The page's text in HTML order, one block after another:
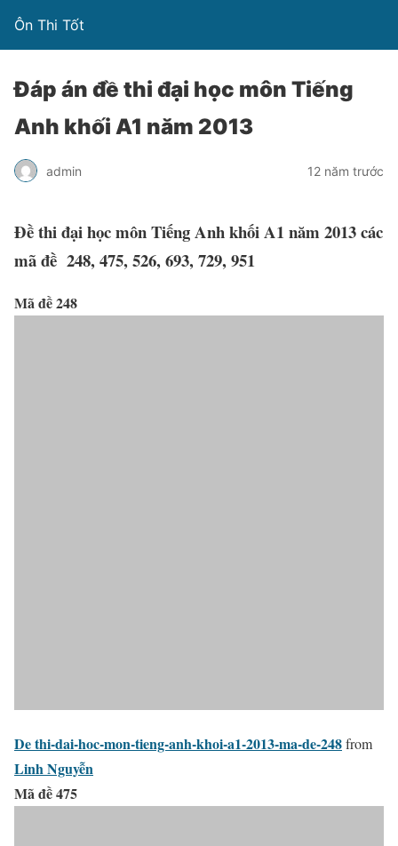
Ôn Thi Tốt
Đáp án đề thi đại học môn Tiếng
Anh khối A1 năm 2013
admin 12 năm trước
Đề thi đại học môn Tiếng Anh khối A1 năm 2013 các
mã đề 248, 475, 526, 693, 729, 951
Mã đề 248
De thi-dai-hoc-mon-tieng-anh-khoi-a1-2013-ma-de-248from
Linh Nguyễn
Mã đề 475